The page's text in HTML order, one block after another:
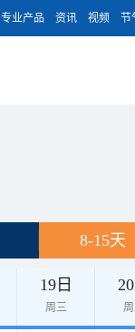
专业产品 资讯 视频 节
8-15天
19日
周三